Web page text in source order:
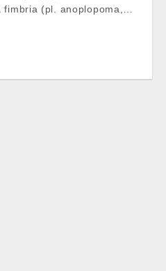
fimbria (pl. anoplopoma,…